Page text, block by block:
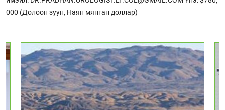
000 (Долоон зуун, Наян мянган доллар)